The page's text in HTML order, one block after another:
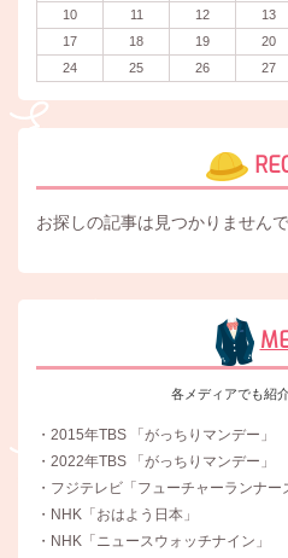
10
11 12 13
17
18 19 20
24
25 26 27
お探しの記事は見つかりませんで
各メディアでも紹
・2015年TBS 「がっちりマンデー」
・2022年TBS 「がっちりマンデー」
・フジテレビ「フューチャーランナー
・NHK「おはよう日本」
・NHK「ニュースウォッチナイン」